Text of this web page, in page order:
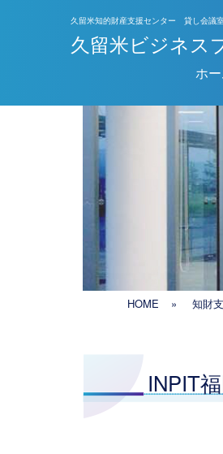
メインナビゲー
久留米知的財産支援センター 貸し会議
久留米ビジネス
ホ
HOME » 知財
INPIT